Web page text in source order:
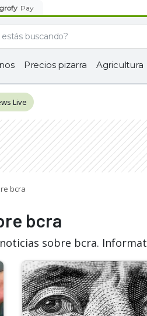
Pay
Precios pizarra Agricultura
Live
bcra
bcra
sobre bcra.